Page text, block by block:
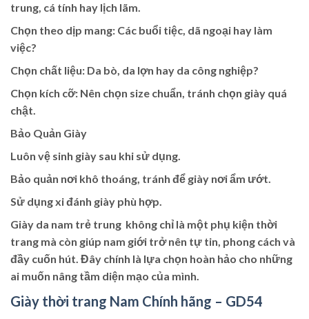
trung, cá tính hay lịch lãm.
Chọn theo dịp mang: Các buổi tiệc, dã ngoại hay làm
việc?
Chọn chất liệu: Da bò, da lợn hay da công nghiệp?
Chọn kích cỡ: Nên chọn size chuẩn, tránh chọn giày quá
chật.
Bảo Quản Giày
Luôn vệ sinh giày sau khi sử dụng.
Bảo quản nơi khô thoáng, tránh để giày nơi ẩm ướt.
Sử dụng xi đánh giày phù hợp.
Giày da nam trẻ trung không chỉ là một phụ kiện thời
trang mà còn giúp nam giới trở nên tự tin, phong cách và
đầy cuốn hút. Đây chính là lựa chọn hoàn hảo cho những
ai muốn nâng tầm diện mạo của mình.
Giày thời trang Nam Chính hãng – GD54